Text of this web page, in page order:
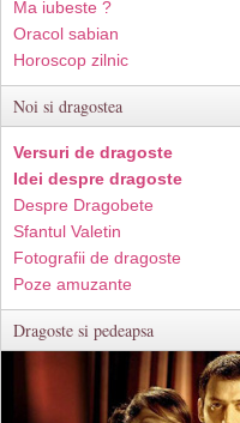
Ma iubeste ?
Oracol sabian
Horoscop zilnic
Noi si dragostea
Versuri de dragoste
Idei despre dragoste
Despre Dragobete
Sfantul Valetin
Fotografii de dragoste
Poze amuzante
Dragoste si pedeapsa